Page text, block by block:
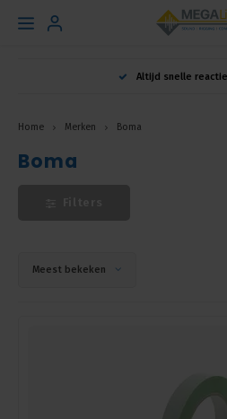
Hoofdmenu
Nederlands
Français
Altijd snelle
Home Merken Boma
Boma
Meest bekeken